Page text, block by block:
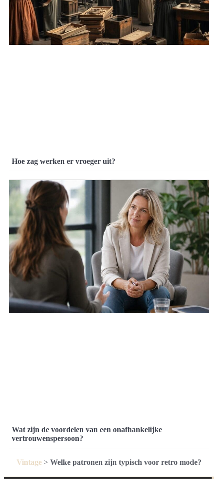
Hoe zag werken er vroeger uit?
Wat zijn de voordelen van een onafhankelijke
vertrouwenspersoon?
Vintage > Welke patronen zijn typisch voor retro mode?